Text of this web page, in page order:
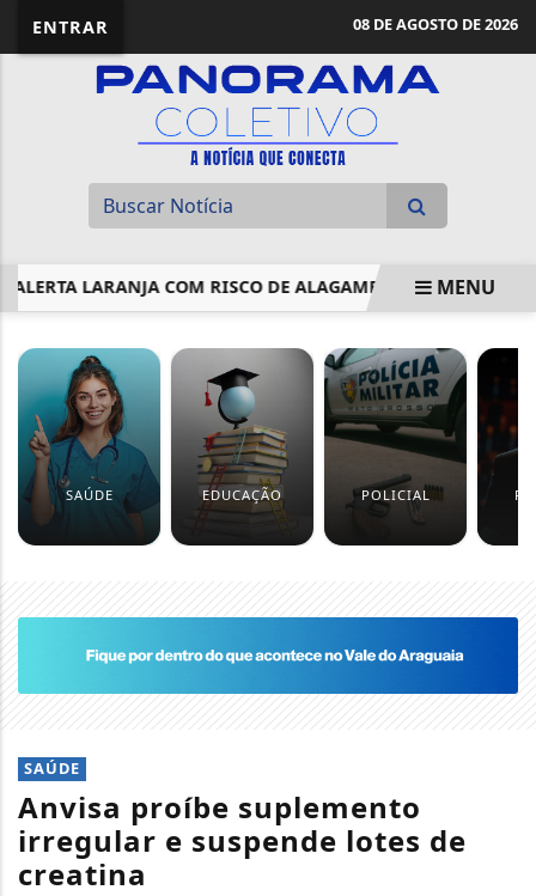
ENTRAR 08 DE AGOSTO DE 2026
LARANJA COM RISCO DE ALAGAMENTO ÀS MARGENS DO
MENU
SAÚDE EDUCAÇÃO POLICIAL
SAÚDE
Anvisa proíbe suplemento
irregular e suspende lotes de
creatina